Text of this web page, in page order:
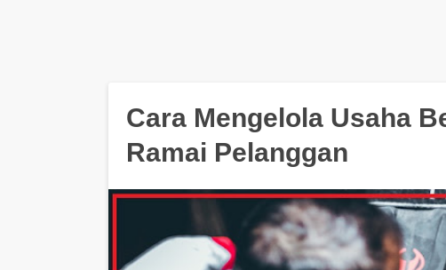
Cara Mengelola Usaha
Ramai Pelanggan